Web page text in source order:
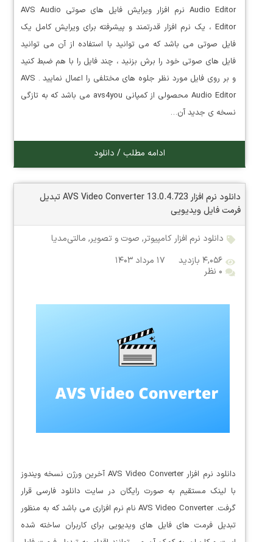
Audio Editor نرم افزار ویرایش فایل های صوتی AVS Audio
Editor ، یک نرم افزار قدرتمند و پیشرفته برای ویرایش کامل یک
فایل صوتی می باشد که می توانید با استفاده از آن می توانید
فایل های صوتی خود را برش بزنید ، چند فایل را با هم ضبط کنید
و بر روی فایل مورد نظر جلوه های مختلفی را اعمال نمایید . AVS
Audio Editor محصولی از کمپانی avs4you می باشد که به تازگی
نسخه ی جدید آن…
ادامه مطلب / دانلود
دانلود نرم افزار AVS Video Converter 13.0.4.723 تبدیل
فرمت فایل ویدیویی
دانلود نرم افزار کامپیوتر, صوت و تصویر, مالتی‌مدیا
۴,۰۵۶ بازدید
۱۷ مرداد ۱۴۰۳
۰ نظر
دانلود نرم افزار AVS Video Converter آخرین ورژن نسخه ویندوز
با لینک مستقیم به صورت رایگان در سایت دانلود فارسی قرار
گرفت. AVS Video Converter نام نرم افزاری می باشد که به منظور
تبدیل فرمت های فایل های ویدیویی برای کاربران ساخته شده